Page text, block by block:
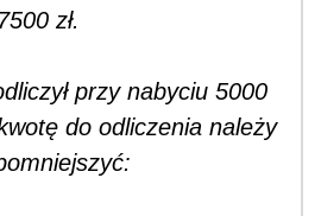
zł.
przy nabyciu 5000
do odliczenia należy